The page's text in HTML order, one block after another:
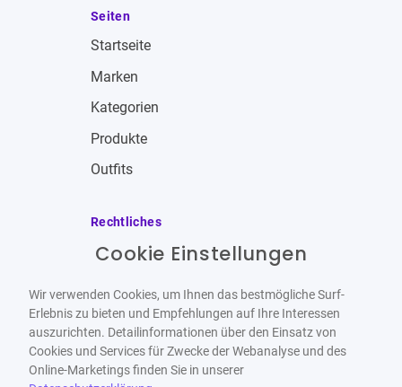
Seiten
Startseite
Marken
Kategorien
Produkte
Outfits
Rechtliches
Impressum
Datenschutzbestimmungen
Widerrufsbelehrung
Cookie Einstellungen
Wir verwenden Cookies, um Ihnen das bestmögliche Surf-
Erlebnis zu bieten und Empfehlungen auf Ihre Interessen
auszurichten. Detailinformationen über den Einsatz von
Cookies und Services für Zwecke der Webanalyse und des
Online-Marketings finden Sie in unserer